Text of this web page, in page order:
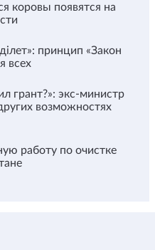
коровы появятся на
принцип «Закон
всех
грант?»: экс-министр
возможностях
работу по очистке